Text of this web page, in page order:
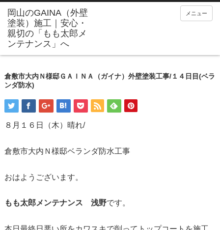
メニュー
倉敷市大内Ｎ様邸ＧＡＩＮＡ（ガイナ）外壁塗装工事/１４日目(ベラ
ンダ防水)
８月１６日（木）晴れ/
倉敷市大内Ｎ様邸ベランダ防水工事
おはようございます。
もも太郎メンテナンス 浅野です。